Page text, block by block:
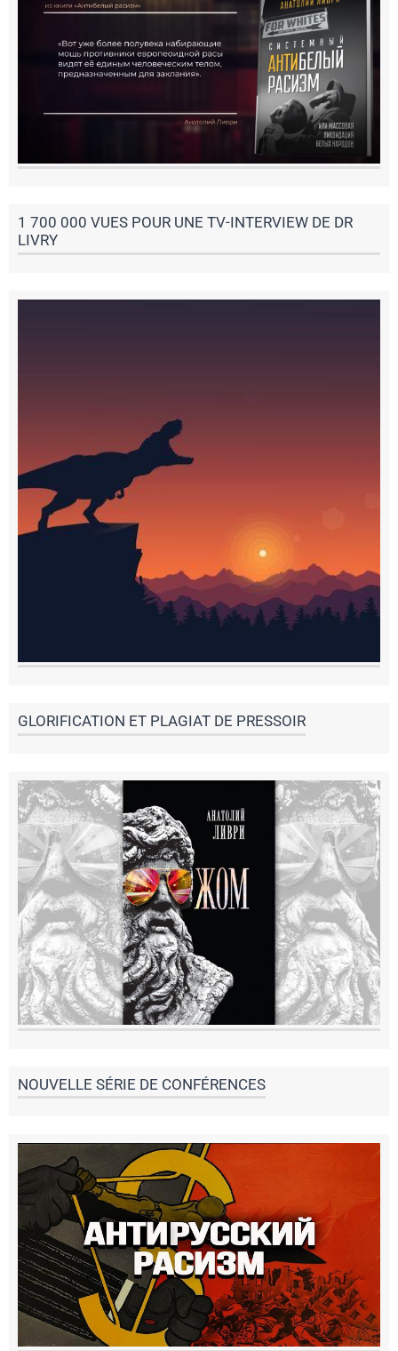
1 700 000 VUES POUR UNE TV-INTERVIEW DE DR
LIVRY
GLORIFICATION ET PLAGIAT DE PRESSOIR
NOUVELLE SÉRIE DE CONFÉRENCES